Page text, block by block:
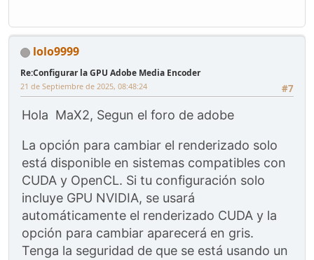
lolo9999
Re:Configurar la GPU Adobe Media Encoder
#7
21 de Septiembre de 2025, 08:48:24
Hola MaX2, Segun el foro de adobe
La opción para cambiar el renderizado solo
está disponible en sistemas compatibles con
CUDA y OpenCL. Si tu configuración solo
incluye GPU NVIDIA, se usará
automáticamente el renderizado CUDA y la
opción para cambiar aparecerá en gris.
Tenga la seguridad de que se está usando un